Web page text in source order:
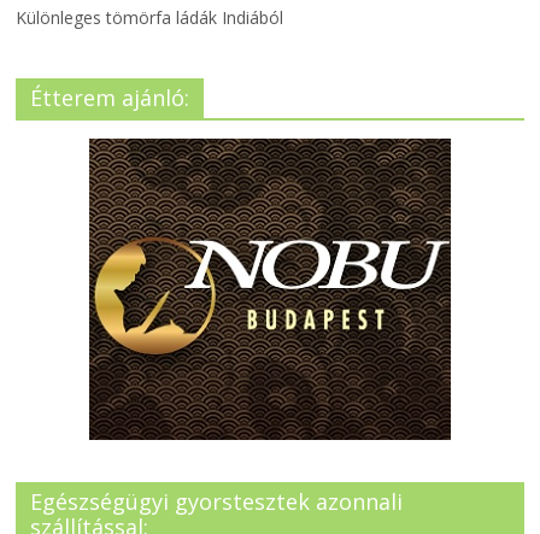
Különleges tömörfa ládák Indiából
Étterem ajánló:
Egészségügyi gyorstesztek azonnali
szállítással: